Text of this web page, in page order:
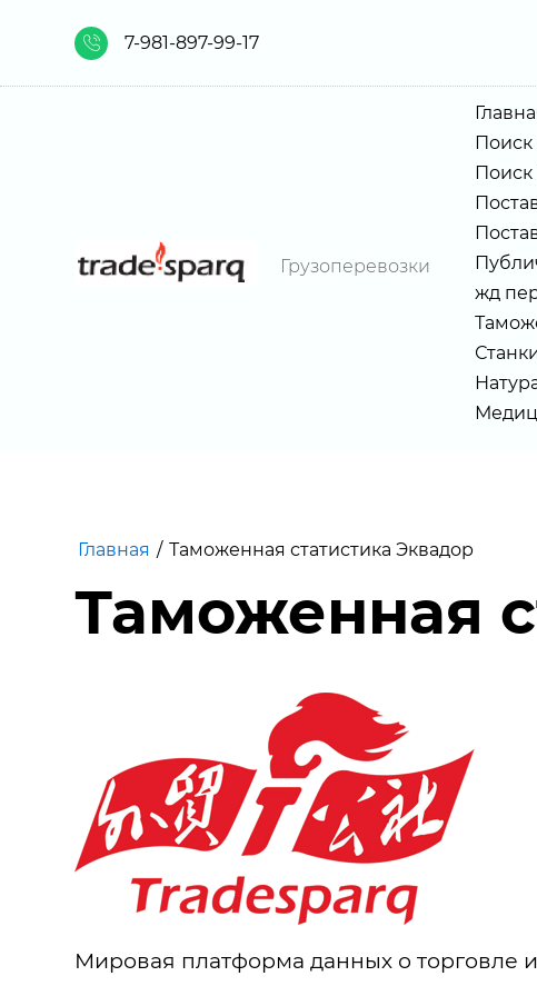
7-981-897-99-17
Грузоперевозки
Поиск
Поиск
жд
Главная / Таможенная статистика Эквадор
Таможенная
Мировая платформа данных о торговле